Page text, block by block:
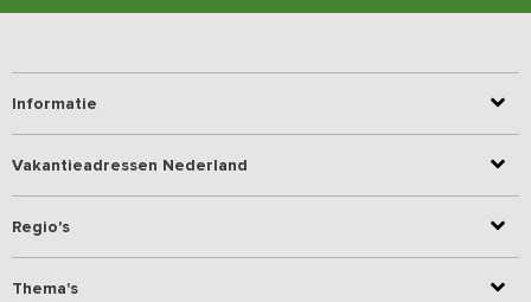
Informatie
Vakantieadressen Nederland
Regio's
Thema's